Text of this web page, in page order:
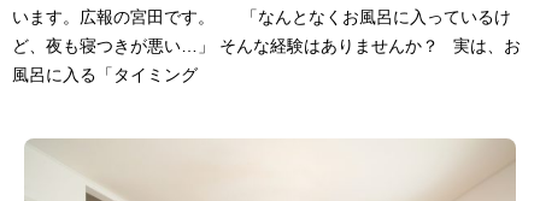
います。広報の宮田です。 「なんとなくお風呂に入っているけ
ど、夜も寝つきが悪い…」 そんな経験はありませんか？ 実は、お
風呂に入る「タイミング